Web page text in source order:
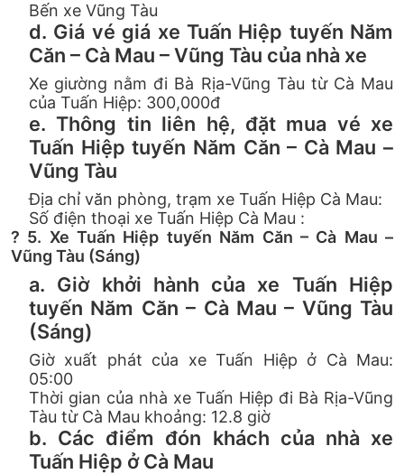
Bến xe Vũng Tàu
d. Giá vé giá xe Tuấn Hiệp tuyến Năm
Căn – Cà Mau – Vũng Tàu của nhà xe
Xe giường nằm đi Bà Rịa-Vũng Tàu từ Cà Mau
của Tuấn Hiệp: 300,000đ
e. Thông tin liên hệ, đặt mua vé xe
Tuấn Hiệp tuyến Năm Căn – Cà Mau –
Vũng Tàu
Địa chỉ văn phòng, trạm xe Tuấn Hiệp Cà Mau:
Số điện thoại xe Tuấn Hiệp Cà Mau :
? 5. Xe Tuấn Hiệp tuyến Năm Căn – Cà Mau –
Vũng Tàu (Sáng)
a. Giờ khởi hành của xe Tuấn Hiệp
tuyến Năm Căn – Cà Mau – Vũng Tàu
(Sáng)
Giờ xuất phát của xe Tuấn Hiệp ở Cà Mau:
05:00
Thời gian của nhà xe Tuấn Hiệp đi Bà Rịa-Vũng
Tàu từ Cà Mau khoảng: 12.8 giờ
b. Các điểm đón khách của nhà xe
Tuấn Hiệp ở Cà Mau